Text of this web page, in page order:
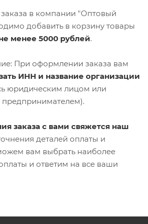
в компании "Оптовый
добавить в корзину товары
менее 5000 рублей.
При оформлении заказа вам
ИНН и название организации
юридическим лицом или
заказа с вами свяжется наш
деталей оплаты и
вам выбрать наиболее
и ответим на все ваши